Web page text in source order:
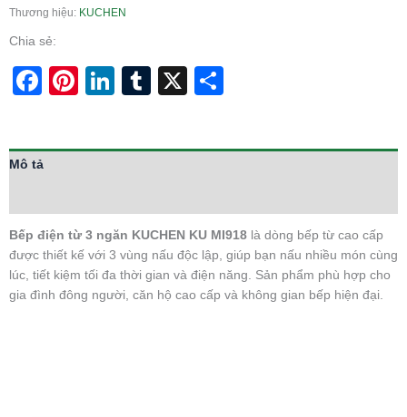
Thương hiệu: KUCHEN
Chia sẻ:
Facebook
Pinterest
LinkedIn
Tumblr
X
Mô tả
Bếp điện từ 3 ngăn KUCHEN KU MI918 là dòng bếp từ cao cấp
được thiết kế với 3 vùng nấu độc lập, giúp bạn nấu nhiều món cùng
lúc, tiết kiệm tối đa thời gian và điện năng. Sản phẩm phù hợp cho
gia đình đông người, căn hộ cao cấp và không gian bếp hiện đại.